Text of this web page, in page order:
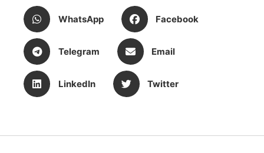
WhatsApp Facebook
Telegram Email
LinkedIn Twitter